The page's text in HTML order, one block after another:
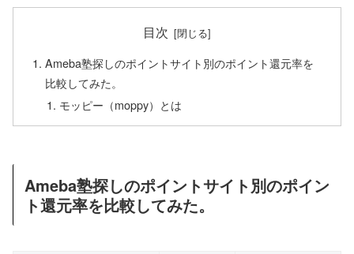
目次
Ameba塾探しのポイントサイト別のポイント還元率を
比較してみた。
モッピー（moppy）とは
Ameba塾探しのポイントサイト別のポイン
ト還元率を比較してみた。